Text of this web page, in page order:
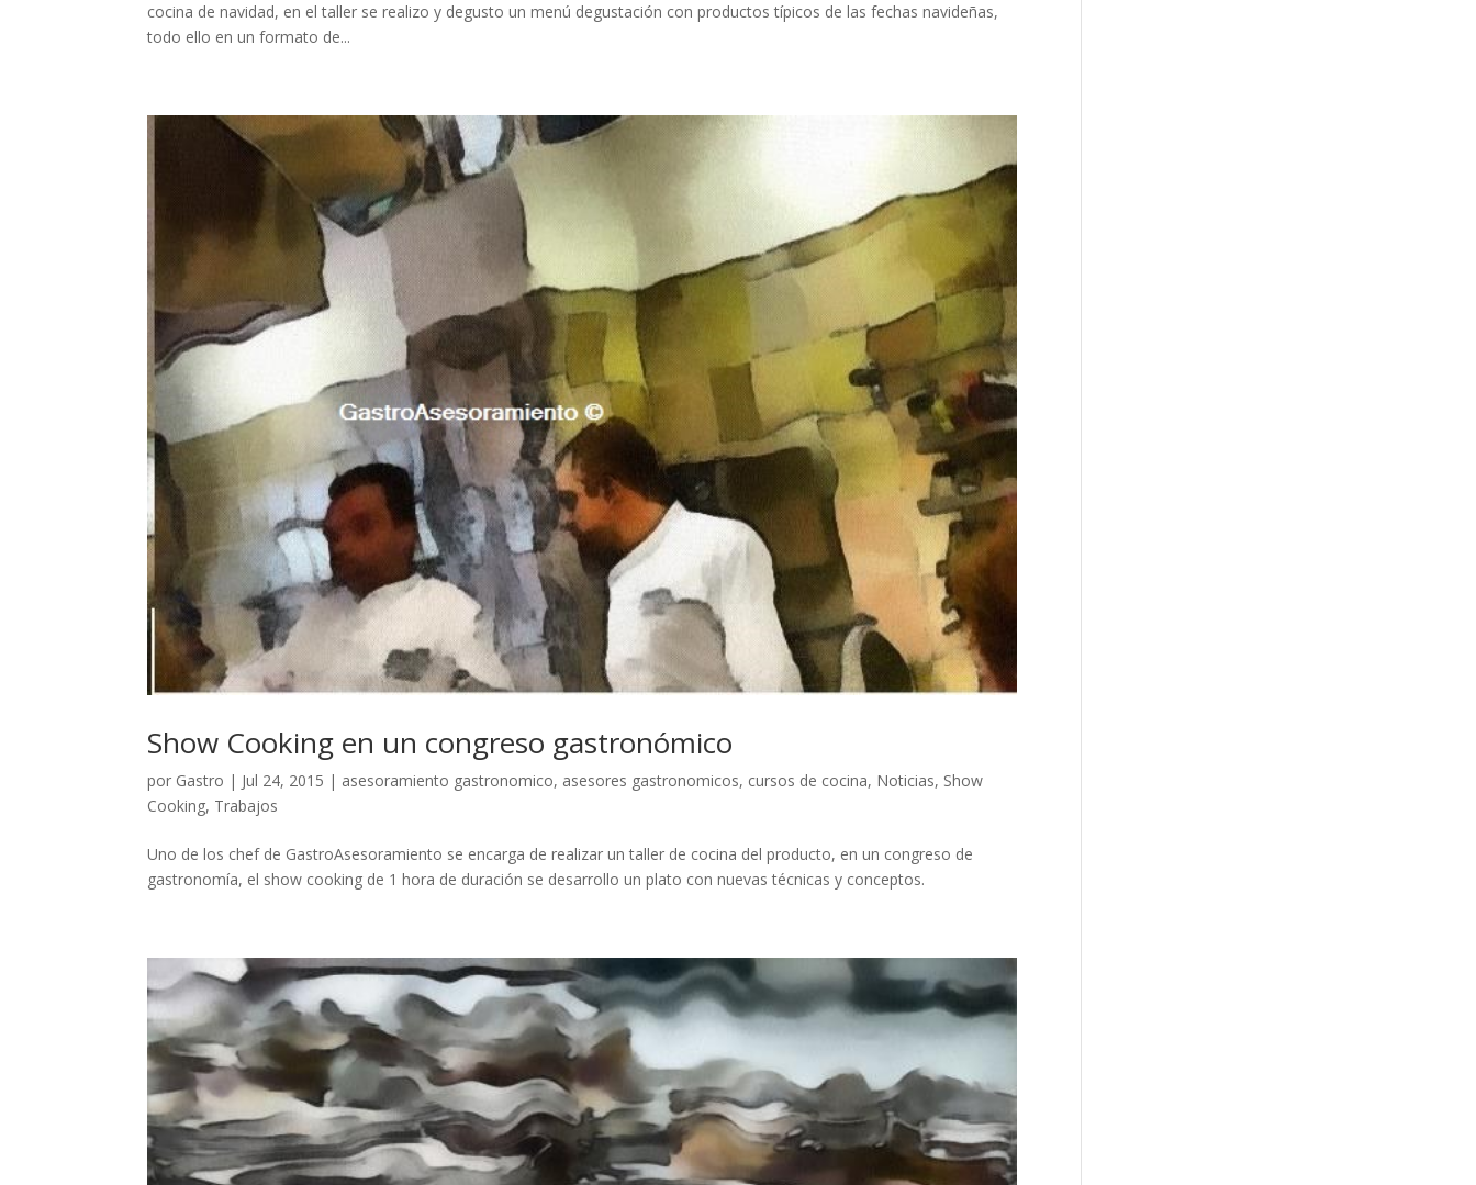
cocina de navidad, en el taller se realizo y degusto un menú degustación con productos típicos de las fechas navideñas,
todo ello en un formato de...
Show Cooking en un congreso gastronómico
por Gastro | Jul 24, 2015 | asesoramiento gastronomico, asesores gastronomicos, cursos de cocina, Noticias, Show
Cooking, Trabajos
Uno de los chef de GastroAsesoramiento se encarga de realizar un taller de cocina del producto, en un congreso de
gastronomía, el show cooking de 1 hora de duración se desarrollo un plato con nuevas técnicas y conceptos.